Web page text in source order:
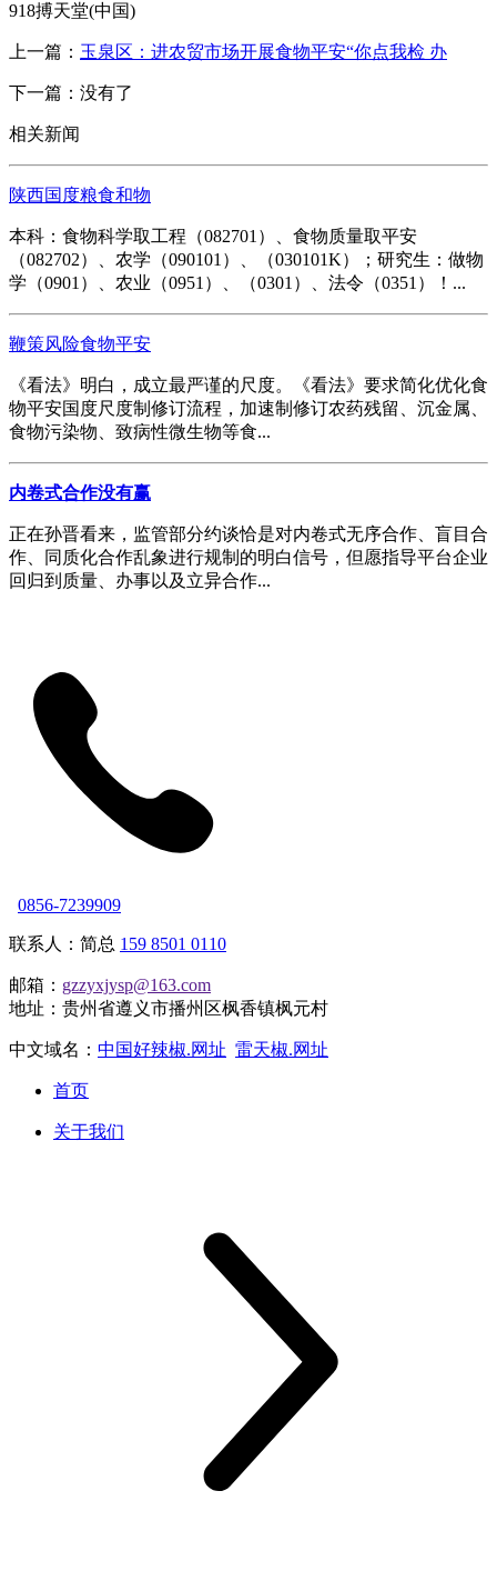
918搏天堂(中国)
上一篇： 玉泉区：进农贸市场开展食物平安“你点我检 办
下一篇：没有了
相关新闻
陕西国度粮食和物
本科：食物科学取工程（082701）、食物质量取平安
（082702）、农学（090101）、（030101K）；研究生：做物
学（0901）、农业（0951）、（0301）、法令（0351）！...
鞭策风险食物平安
《看法》明白，成立最严谨的尺度。《看法》要求简化优化食
物平安国度尺度制修订流程，加速制修订农药残留、沉金属、
食物污染物、致病性微生物等食...
内卷式合作没有赢
正在孙晋看来，监管部分约谈恰是对内卷式无序合作、盲目合
作、同质化合作乱象进行规制的明白信号，但愿指导平台企业
回归到质量、办事以及立异合作...
0856-7239909
联系人：简总 159 8501 0110
邮箱： gzzyxjysp@163.com
地址：贵州省遵义市播州区枫香镇枫元村
中文域名： 中国好辣椒.网址 雷天椒.网址
首页
关于我们